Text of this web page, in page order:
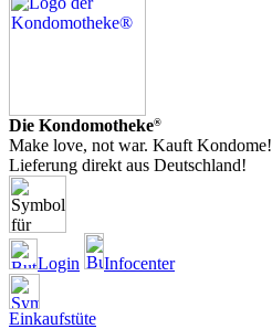
Die Kondomotheke®
Make love, not war. Kauft Kondome!
Lieferung direkt aus Deutschland!
Login Infocenter
Einkaufstüte